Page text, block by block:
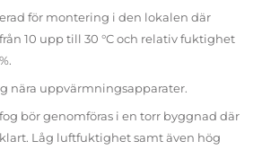
för montering i den lokalen där
10 upp till 30 °C och relativ fuktighet
nära uppvärmningsapparater.
bör genomföras i en torr byggnad där
Låg luftfuktighet samt även hög